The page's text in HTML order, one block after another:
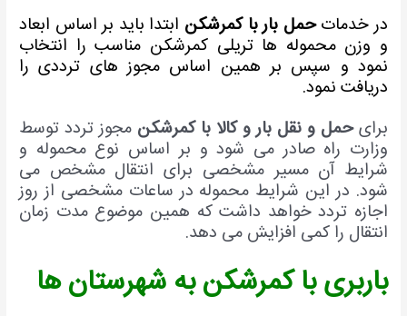
خدماتحمل بار با کمرشکنابتدا باید بر اساس ابعاد
وزن محموله ها تریلی کمرشکن مناسب را انتخاب
و سپس بر همین اساس مجوز های ترددی را
نمود.
حمل و نقل بار و کالا با کمرشکنمجوز تردد توسط
راه صادر می شود و بر اساس نوع محموله و
آن مسیر مشخصی برای انتقال مشخص می
در این شرایط محموله در ساعات مشخصی از روز
تردد خواهد داشت که همین موضوع مدت زمان
را کمی افزایش می دهد.
با کمرشکن به شهرستان ها